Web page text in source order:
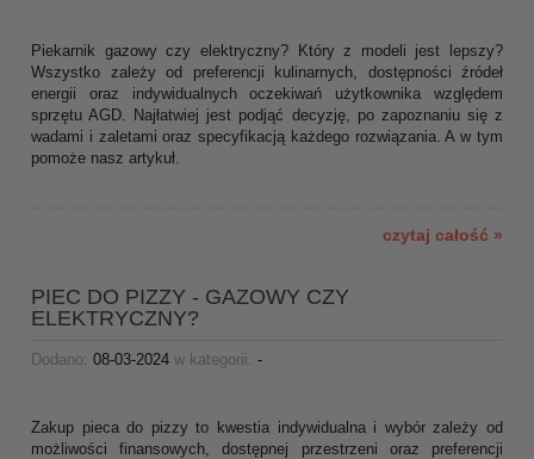
Piekarnik gazowy czy elektryczny? Który z modeli jest lepszy?
Wszystko zależy od preferencji kulinarnych, dostępności źródeł
energii oraz indywidualnych oczekiwań użytkownika względem
sprzętu AGD. Najłatwiej jest podjąć decyzję, po zapoznaniu się z
wadami i zaletami oraz specyfikacją każdego rozwiązania. A w tym
pomoże nasz artykuł.
czytaj całość »
PIEC DO PIZZY - GAZOWY CZY
ELEKTRYCZNY?
Dodano: 08-03-2024 w kategorii: -
Zakup pieca do pizzy to kwestia indywidualna i wybór zależy od
możliwości finansowych, dostępnej przestrzeni oraz preferencji